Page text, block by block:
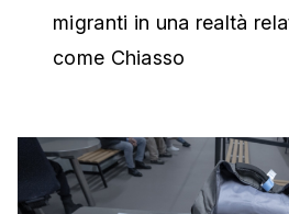
migranti in una realtà
come Chiasso